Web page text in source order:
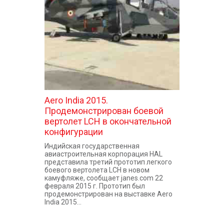
КОНТАКТЫ
Aero India 2015.
Продемонстрирован боевой
вертолет LCH в окончательной
конфигурации
Индийская государственная
авиастроительная корпорация HAL
представила третий прототип легкого
боевого вертолета LCH в новом
камуфляже, сообщает janes.com 22
февраля 2015 г. Прототип был
продемонстрирован на выставке Aero
India 2015...